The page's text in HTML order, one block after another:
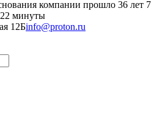
компании прошло 36 лет 7
22 минуты
12Бinfo@proton.ru